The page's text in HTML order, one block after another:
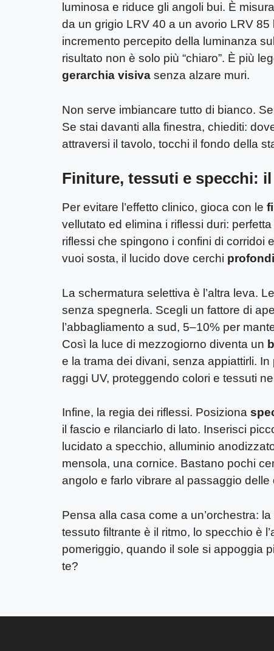
luminosa e riduce gli angoli bui. È
da un grigio LRV 40 a un avorio LRV
incremento percepito della luminanza
risultato non è solo più “chiaro”. È più
gerarchia visiva senza alzare muri.
Non serve imbiancare tutto di bianco.
Se stai davanti alla finestra, chiediti:
attraversi il tavolo, tocchi il fondo della
Finiture, tessuti e specchi:
Per evitare l’effetto clinico, gioca con le
vellutato ed elimina i riflessi duri:
riflessi che spingono i confini di corridoi
vuoi sosta, il lucido dove cerchi
La schermatura selettiva è l’altra leva. Le
senza spegnerla. Scegli un fattore di
l’abbagliamento a sud, 5–10% per
Così la luce di mezzogiorno diventa un
e la trama dei divani, senza appiattirli.
raggi UV, proteggendo colori e tessuti
Infine, la regia dei riflessi. Posiziona
il fascio e rilanciarlo di lato. Inserisci
lucidato a specchio, alluminio
mensola, una cornice. Bastano pochi
angolo e farlo vibrare al passaggio delle
Pensa alla casa come a un’orchestra:
tessuto filtrante è il ritmo, lo specchio è
pomeriggio, quando il sole si appoggia
te?